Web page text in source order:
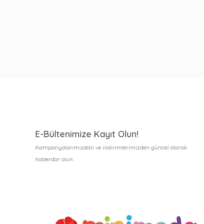
E-Bültenimize Kayıt Olun!
Kampanyalarımızdan ve indirimlerimizden güncel olarak
haberdar olun.